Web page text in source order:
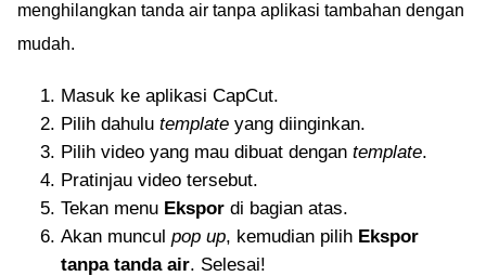
menghilangkan tanda air tanpa aplikasi tambahan dengan
mudah.
Masuk ke aplikasi CapCut.
Pilih dahulu template yang diinginkan.
Pilih video yang mau dibuat dengan template.
Pratinjau video tersebut.
Tekan menu Ekspor di bagian atas.
Akan muncul pop up, kemudian pilih Ekspor
tanpa tanda air. Selesai!